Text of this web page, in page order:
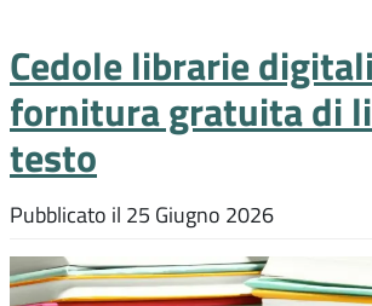
Cedole librarie
fornitura gratuita di
testo
Pubblicato il 25 Giugno 2026